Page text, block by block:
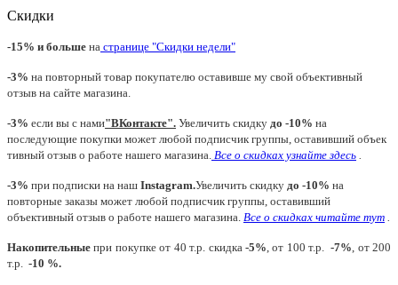
Скидки
-15% и больше на странице "Скидки недели"
-3% на повторный товар покупателю оставивше му свой объективный
отзыв на сайте магазина.
-3% если вы с нами"ВКонтакте". Увеличить скидку до -10% на
последующие покупки может любой подписчик группы, оставивший объек
тивный отзыв о работе нашего магазина. Все о скидках узнайте здесь
-3% при подписки на наш Instagram.Увеличить скидку до -10% на
повторные заказы может любой подписчик группы, оставивший
объективный отзыв о работе нашего магазина. Все о скидках читайте тут
Накопительные при покупке от 40 т.р. скидка -5% , от 100 т.р.-7% , от 200
т.р. -10 %.